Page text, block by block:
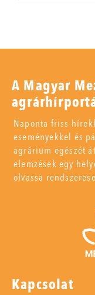
A Magyar
Naponta friss
eseményekkel és
agrárium egészét
elemzések egy
olvassa
Kapcsolat